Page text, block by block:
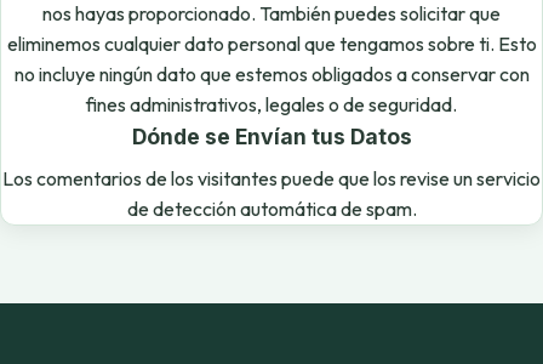
nos hayas proporcionado. También puedes solicitar que
eliminemos cualquier dato personal que tengamos sobre ti. Esto
no incluye ningún dato que estemos obligados a conservar con
fines administrativos, legales o de seguridad.
Dónde se Envían tus Datos
Los comentarios de los visitantes puede que los revise un servicio
de detección automática de spam.